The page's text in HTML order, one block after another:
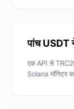
पांच USDT
एक API से
Solana मॉनिटर